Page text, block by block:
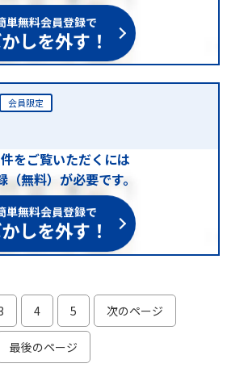
単無料会員登録で
しを外す！
会員限定
をご覧いただくには
（無料）が必要です。
単無料会員登録で
しを外す！
4 5 次のページ
最後のページ